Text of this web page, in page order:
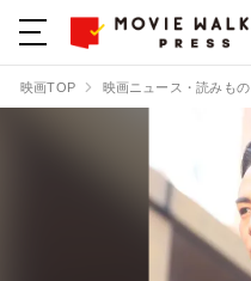
映画TOP 映画ニュース・読みもの